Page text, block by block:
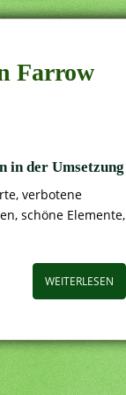
Farrow
in der Umsetzung
verbotene
schöne Elemente,
WEITERLESEN